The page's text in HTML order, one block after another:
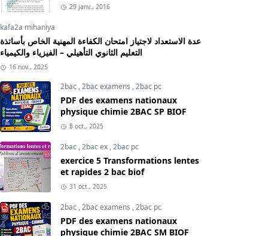
29 janv., 2016
kafa2a mihaniya
عدة الاستعداد لاجتياز امتحان الكفاءة المهنية الخاص بأساتذة
التعليم الثانوي التأهيلي – الفيزياء والكيمياء
16 nov., 2025
2bac,2bac examens ,2bac pc
PDF des examens nationaux
physique chimie 2BAC SP BIOF
8 oct., 2025
2bac,2bac ex,2bac pc
exercice 5 Transformations lentes
et rapides 2 bac biof
31 oct., 2025
2bac,2bac examens ,2bac pc
PDF des examens nationaux
physique chimie 2BAC SM BIOF